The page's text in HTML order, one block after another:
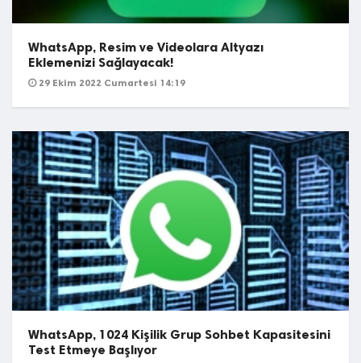
WhatsApp, Resim ve Videolara Altyazı
Eklemenizi Sağlayacak!
29 Ekim 2022 Cumartesi 14:19
WhatsApp, 1024 Kişilik Grup Sohbet Kapasitesini
Test Etmeye Başlıyor